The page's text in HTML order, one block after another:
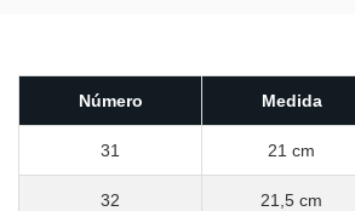
Número Medida
31 21 cm
32 21,5 cm